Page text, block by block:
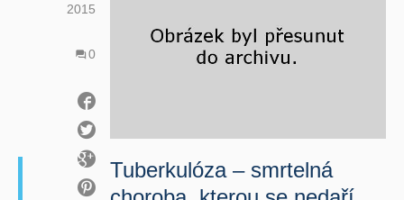
2015
0
Tuberkulóza – smrtelná